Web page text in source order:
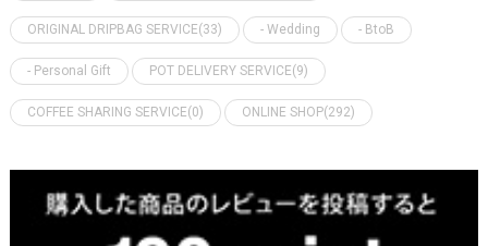
ORIGINAL DRIPBAG SERVICE(33) - Wedding - BtoB
- Personal Gift POT DELIVERY SERVICE(9)
COFFEE SHARING SERVICE(0) ONLINE SHOP(292)